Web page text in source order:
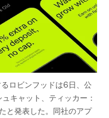
ロビンフッドは6日、公
キャット、ティッカー：
と発表した。同社のアプ